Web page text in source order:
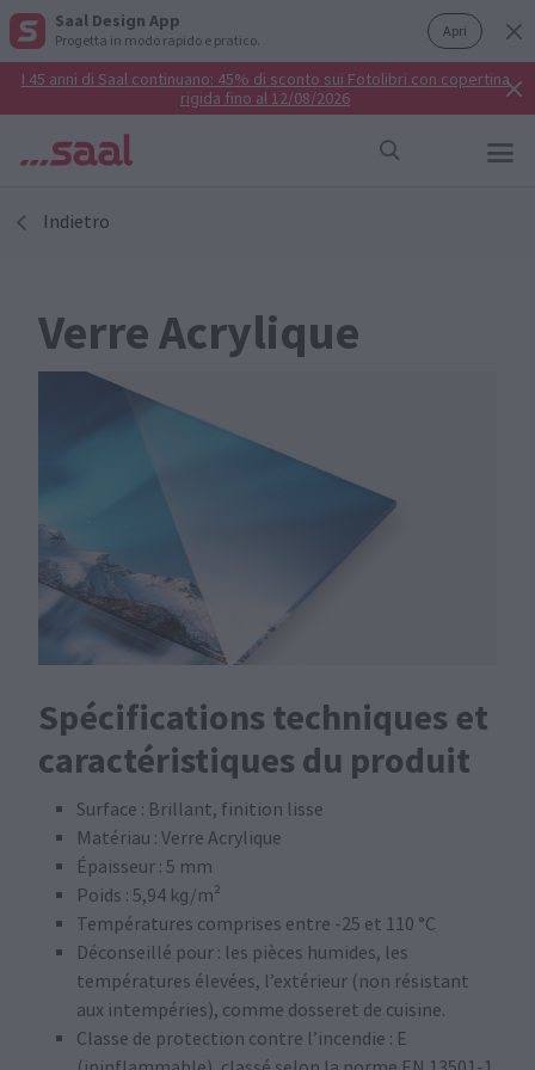
Saal Design App
Progetta in modo rapido e pratico. Apri
I 45 anni di Saal continuano: 45% di sconto sui Fotolibri con copertina
rigida fino al 12/08/2026
Indietro
Verre Acrylique
Spécifications techniques et
caractéristiques du produit
Surface : Brillant, finition lisse
Matériau : Verre Acrylique
Épaisseur : 5 mm
Poids : 5,94 kg/m²
Températures comprises entre -25 et 110 °C
Déconseillé pour : les pièces humides, les
températures élevées, l’extérieur (non résistant
aux intempéries), comme dosseret de cuisine.
Classe de protection contre l’incendie : E